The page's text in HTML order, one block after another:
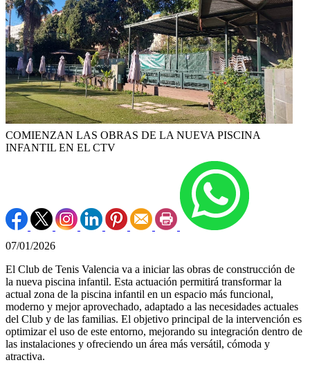
COMIENZAN LAS OBRAS DE LA NUEVA PISCINA
INFANTIL EN EL CTV
07/01/2026
El Club de Tenis Valencia va a iniciar las obras de construcción de
la nueva piscina infantil. Esta actuación permitirá transformar la
actual zona de la piscina infantil en un espacio más funcional,
moderno y mejor aprovechado, adaptado a las necesidades actuales
del Club y de las familias. El objetivo principal de la intervención es
optimizar el uso de este entorno, mejorando su integración dentro de
las instalaciones y ofreciendo un área más versátil, cómoda y
atractiva.